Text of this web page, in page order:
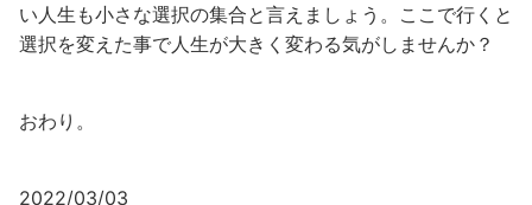
い人生も小さな選択の集合と言えましょう。ここで行くと
選択を変えた事で人生が大きく変わる気がしませんか？
おわり。
2022/03/03